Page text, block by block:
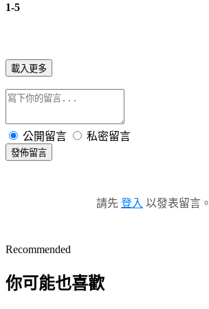
1-5
載入更多
公開留言 私密留言
發佈留言
請先 登入 以發表留言。
Recommended
你可能也喜歡